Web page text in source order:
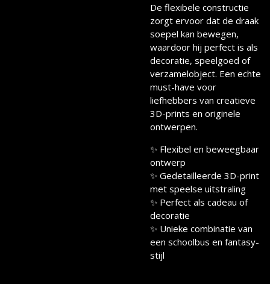
De flexibele constructie
zorgt ervoor dat de draak
soepel kan bewegen,
waardoor hij perfect is als
decoratie, speelgoed of
verzamelobject. Een echte
must-have voor
liefhebbers van creatieve
3D-prints en originele
ontwerpen.
✨ Flexibel en beweegbaar
ontwerp
✨ Gedetailleerde 3D-print
met speelse uitstraling
✨ Perfect als cadeau of
decoratie
✨ Unieke combinatie van
een schoolbus en fantasy-
stijl